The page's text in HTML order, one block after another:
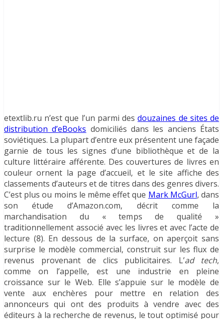
etextlib.ru n’est que l’un parmi desdouzaines de sites de
distribution d’eBooks domiciliés dans les anciens États
soviétiques. La plupart d’entre eux présentent une façade
garnie de tous les signes d’une bibliothèque et de la
culture littéraire afférente. Des couvertures de livres en
couleur ornent la page d’accueil, et le site affiche des
classements d’auteurs et de titres dans des genres divers.
C’est plus ou moins le même effet que Mark McGurl, dans
son étude d’Amazon.com, décrit comme la
marchandisation du « temps de qualité »
traditionnellement associé avec les livres et avec l’acte de
lecture (8). En dessous de la surface, on aperçoit sans
surprise le modèle commercial, construit sur les flux de
revenus provenant de clics publicitaires. L’ad tech,
comme on l’appelle, est une industrie en pleine
croissance sur le Web. Elle s’appuie sur le modèle de
vente aux enchères pour mettre en relation des
annonceurs qui ont des produits à vendre avec des
éditeurs à la recherche de revenus, le tout optimisé pour